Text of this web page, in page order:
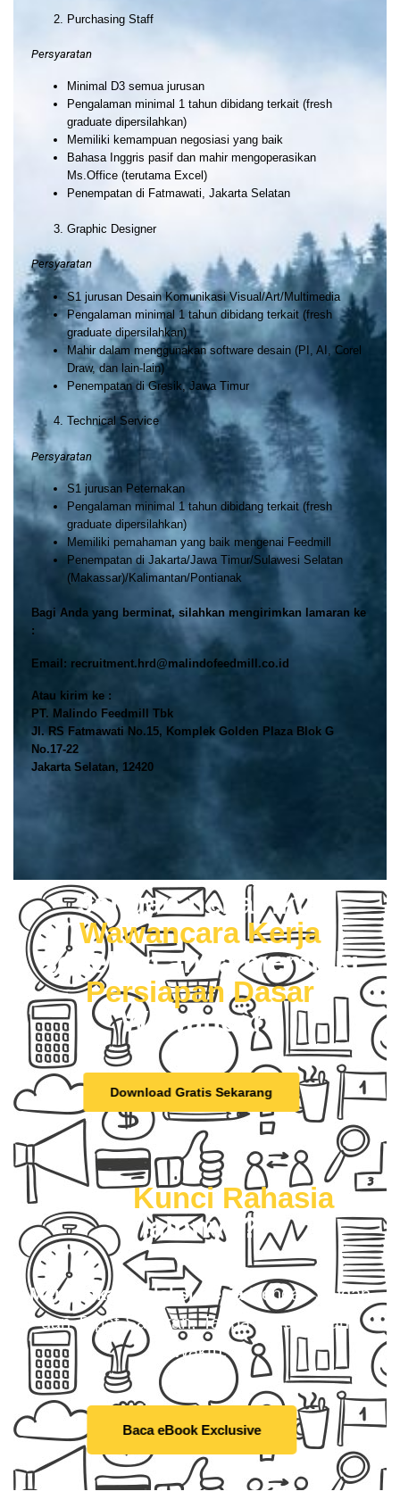
Purchasing Staff
Persyaratan
Minimal D3 semua jurusan
Pengalaman minimal 1 tahun dibidang terkait (fresh
graduate dipersilahkan)
Memiliki kemampuan negosiasi yang baik
Bahasa Inggris pasif dan mahir mengoperasikan
Ms.Office (terutama Excel)
Penempatan di Fatmawati, Jakarta Selatan
Graphic Designer
Persyaratan
S1 jurusan Desain Komunikasi Visual/Art/Multimedia
Pengalaman minimal 1 tahun dibidang terkait (fresh
graduate dipersilahkan)
Mahir dalam menggunakan software desain (PI, AI, Corel
Draw, dan lain-lain)
Penempatan di Gresik, Jawa Timur
Technical Service
Persyaratan
S1 jurusan Peternakan
Pengalaman minimal 1 tahun dibidang terkait (fresh
graduate dipersilahkan)
Memiliki pemahaman yang baik mengenai Feedmill
Penempatan di Jakarta/Jawa Timur/Sulawesi Selatan
(Makassar)/Kalimantan/Pontianak
Bagi Anda yang berminat, silahkan mengirimkan lamaran ke
:
Email: recruitment.hrd@malindofeedmill.co.id
Atau kirim ke :
PT. Malindo Feedmill Tbk
Jl. RS Fatmawati No.15, Komplek Golden Plaza Blok G
No.17-22
Jakarta Selatan, 12420
Jangan nekat ikut
Wawancara Kerja
sebelum anda memiliki
Persiapan Dasar
Wawancara
Download Gratis Sekarang
MauKunci Rahasia
lainnya?
Menangkan Seleksi KerjaDengan Mudah
dan Tepat Sasaran, Tanpa Harus Buang
Waktu.
Baca eBook Exclusive